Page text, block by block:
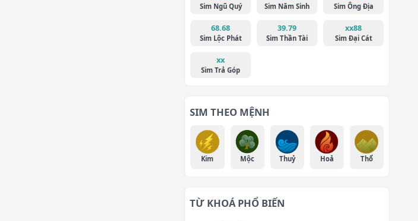
Sim Ngũ Quý Sim Năm Sinh Sim Ông Địa
68.68
Sim Lộc Phát
39.79
Sim Thần Tài
xx88
Sim Đại Cát
xx
Sim Trả Góp
SIM THEO MỆNH
Kim Mộc Thuỷ Hoả Thổ
TỪ KHOÁ PHỔ BIẾN